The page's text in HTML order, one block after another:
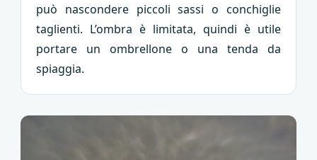
può nascondere piccoli sassi o conchiglie
taglienti. L’ombra è limitata, quindi è utile
portare un ombrellone o una tenda da
spiaggia.